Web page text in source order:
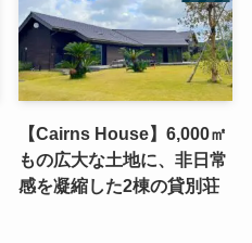
【Cairns House】6,000㎡
もの広大な土地に、非日常
感を凝縮した2棟の貸別荘